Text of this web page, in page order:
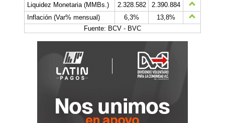
Liquidez Monetaria (MMBs.)
2.328.582
2.390.884
Inflación (Var% mensual)
6,3%
13,8%
Fuente: BCV - BVC